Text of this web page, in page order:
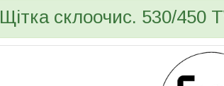
Щітка склоочис. 530/450